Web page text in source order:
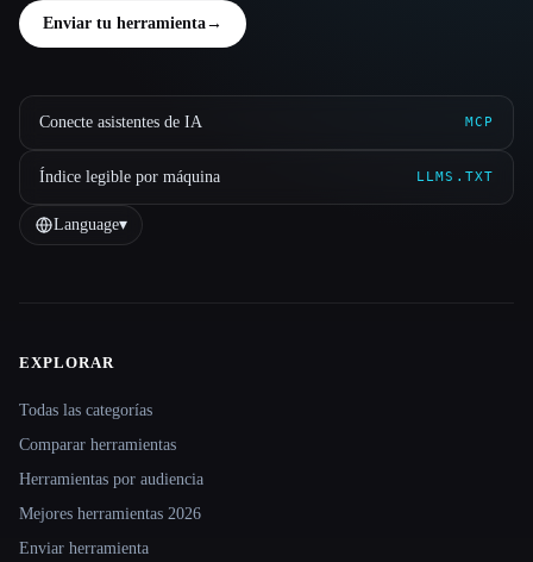
Enviar tu herramienta→
Conecte asistentes de IA MCP
Índice legible por máquina LLMS.TXT
Language▾
Site navigation
EXPLORAR
Todas las categorías
Comparar herramientas
Herramientas por audiencia
Mejores herramientas 2026
Enviar herramienta